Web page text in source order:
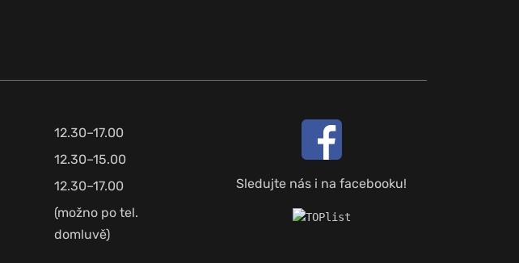
12.30–17.00
12.30–15.00
12.30–17.00
(možno po tel.
domluvě)
Sledujte nás i na facebooku!